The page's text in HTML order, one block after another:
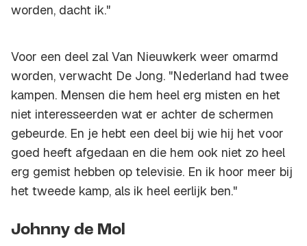
worden, dacht ik."
Voor een deel zal Van Nieuwkerk weer omarmd
worden, verwacht De Jong. "Nederland had twee
kampen. Mensen die hem heel erg misten en het
niet interesseerden wat er achter de schermen
gebeurde. En je hebt een deel bij wie hij het voor
goed heeft afgedaan en die hem ook niet zo heel
erg gemist hebben op televisie. En ik hoor meer bij
het tweede kamp, als ik heel eerlijk ben."
Johnny de Mol